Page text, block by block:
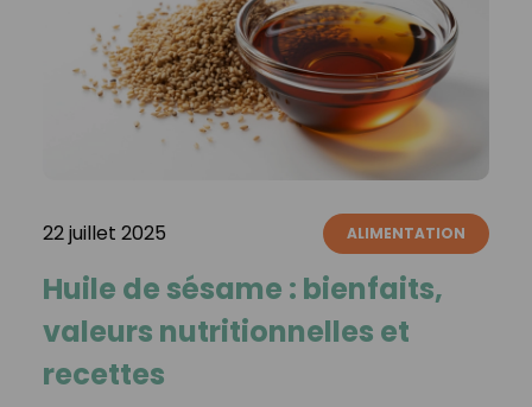
22 juillet 2025 ALIMENTATION
Huile de sésame : bienfaits,
valeurs nutritionnelles et
recettes